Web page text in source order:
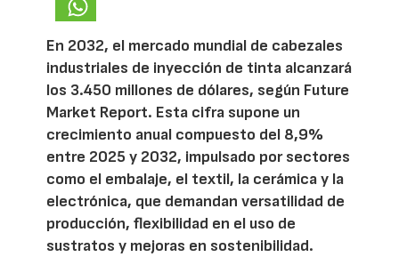
En 2032, el mercado mundial de cabezales
industriales de inyección de tinta alcanzará
los 3.450 millones de dólares, según Future
Market Report. Esta cifra supone un
crecimiento anual compuesto del 8,9%
entre 2025 y 2032, impulsado por sectores
como el embalaje, el textil, la cerámica y la
electrónica, que demandan versatilidad de
producción, flexibilidad en el uso de
sustratos y mejoras en sostenibilidad.